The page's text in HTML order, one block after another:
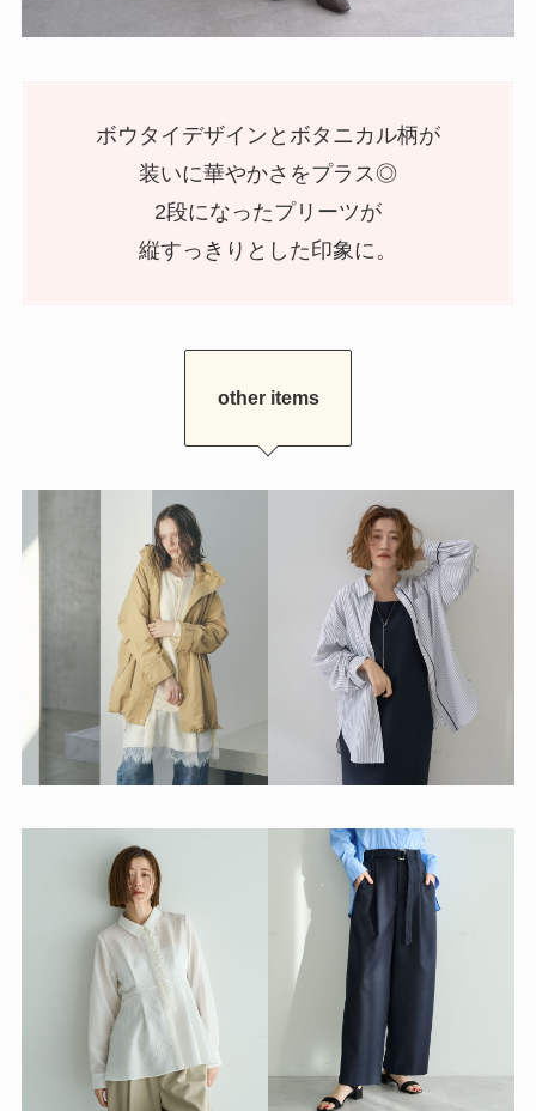
ボウタイデザインとボタニカル柄が
装いに華やかさをプラス◎
2段になったプリーツが
縦すっきりとした印象に。
other items